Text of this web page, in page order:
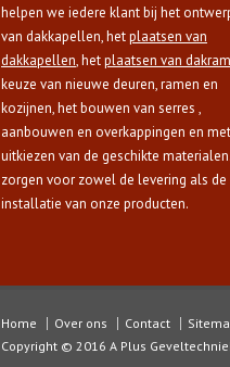
helpen we iedere klant bij het
van dakkapellen, hetplaatsen van
dakkapellen, hetplaatsen van
keuze van nieuwe deuren, ramen en
kozijnen, het bouwen van serres ,
aanbouwen en overkappingen en
uitkiezen van de geschikte
zorgen voor zowel de levering als de
installatie van onze producten.
Home Over ons Contact
Copyright © 2016 A Plus